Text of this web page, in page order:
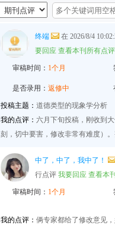
终端 在 2026/8/4
要回应 查看本刊所有点评
审稿时间： 1个月
是否录用： 返修中
投稿主题： 道德类型的现象学分析
我的点评： 六月下旬投稿，刚收到
刻，切中要害，修改非常有难度）
中了，中了，我中了！
行点评 我要回应 查看本
审稿时间： 1个月
我的点评： 俩专家都给了修改意见